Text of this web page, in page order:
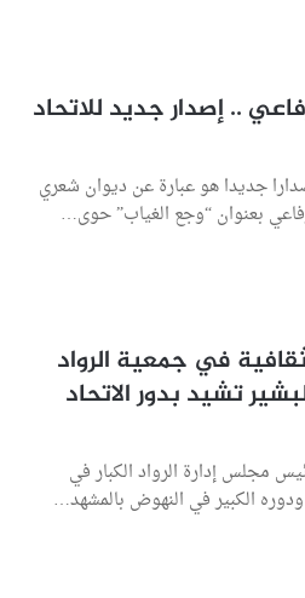
.. إصدار جديد للاتحاد
جديدا هو عبارة عن ديوان شعري
بعنوان “وجع الغياب” حوى…
في جمعية الرواد
تشيد بدور الاتحاد
مجلس إدارة الرواد الكبار في
ودوره الكبير في النهوض بالمشهد…